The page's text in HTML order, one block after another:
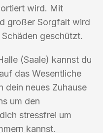
wird. Mit
großer Sorgfalt wird
geschützt.
(Saale) kannst du
das Wesentliche
dein neues Zuhause
um den
stressfrei um
kannst.